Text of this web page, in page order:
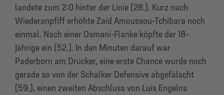
landete zum 2:0 hinter der Linie (28.). Kurz nach
Wiederanpfiff erhöhte Zaid Amoussou-Tchibara noch
einmal. Nach einer Osmani-Flanke köpfte der 18-
Jährige ein (52.). In den Minuten darauf war
Paderborn am Drücker, eine erste Chance wurde noch
gerade so von der Schalker Defensive abgefälscht
(59.), einen zweiten Abschluss von Luis Engelns